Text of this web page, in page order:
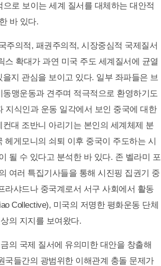
로 보이는 세계 질서를 대체하는 대안적
바 있다.
주의적, 패권주의적, 시장중심적 국제질서
확대가 과연 미국 주도 세계질서에 균열
지 관심을 보이고 있다. 일부 좌파들은 브
맹운동과 견주며 적극적으로 환영하기도
지식인과 운동 일각에서 보인 중국에 대한
대 조반니 아리기는 본인의 세계체제 분
게모니의 쇠퇴 이후 중국이 주도하는 시
될 수 있다고 분석한 바 있다. 존 벨라미 포
여러 특집기사들을 통해 시진핑 집권기 중
라샤드나 중국계로서 서구 사회에서 활동
Collective), 미국의 저명한 평화운동 단체
의 지지를 보여왔다.
의 국제 질서에 유의미한 대안을 창출해
국들간의 광범위한 이해관계 충돌 문제가